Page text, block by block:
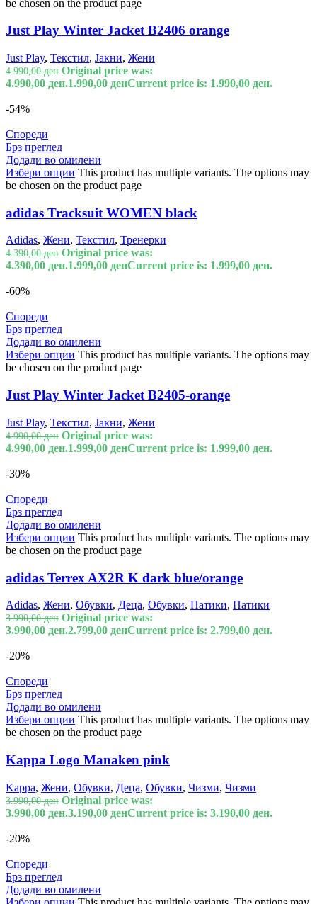
be chosen on the product page
Just Play Winter Jacket B2406 orange
Just Play, Текстил, Јакни, Жени
4.990,00ден Original price was:
4.990,00 ден.1.990,00 денCurrent price is: 1.990,00 ден.
-54%
Спореди
Брз преглед
Додади во омилени
Избери опции This product has multiple variants. The options may
be chosen on the product page
adidas Tracksuit WOMEN black
Adidas, Жени, Текстил, Тренерки
4.390,00ден Original price was:
4.390,00 ден.1.999,00 денCurrent price is: 1.999,00 ден.
-60%
Спореди
Брз преглед
Додади во омилени
Избери опции This product has multiple variants. The options may
be chosen on the product page
Just Play Winter Jacket B2405-orange
Just Play, Текстил, Јакни, Жени
4.990,00ден Original price was:
4.990,00 ден.1.999,00 денCurrent price is: 1.999,00 ден.
-30%
Спореди
Брз преглед
Додади во омилени
Избери опции This product has multiple variants. The options may
be chosen on the product page
adidas Terrex AX2R K dark blue/orange
Adidas, Жени, Обувки, Деца, Обувки, Патики, Патики
3.990,00ден Original price was:
3.990,00 ден.2.799,00 денCurrent price is: 2.799,00 ден.
-20%
Спореди
Брз преглед
Додади во омилени
Избери опции This product has multiple variants. The options may
be chosen on the product page
Kappa Logo Manaken pink
Kappa, Жени, Обувки, Деца, Обувки, Чизми, Чизми
3.990,00ден Original price was:
3.990,00 ден.3.190,00 денCurrent price is: 3.190,00 ден.
-20%
Спореди
Брз преглед
Додади во омилени